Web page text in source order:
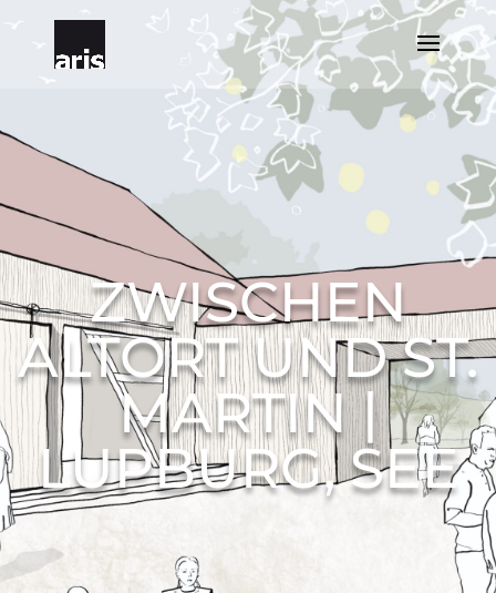
ZWISCHEN
ALTORT UND ST.
MARTIN |
LUPBURG, SEE